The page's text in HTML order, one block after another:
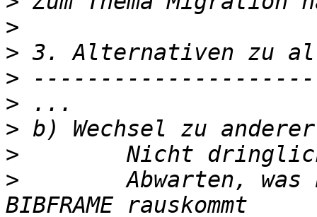
>
>
>
>
>
>
>
Abwarten, was